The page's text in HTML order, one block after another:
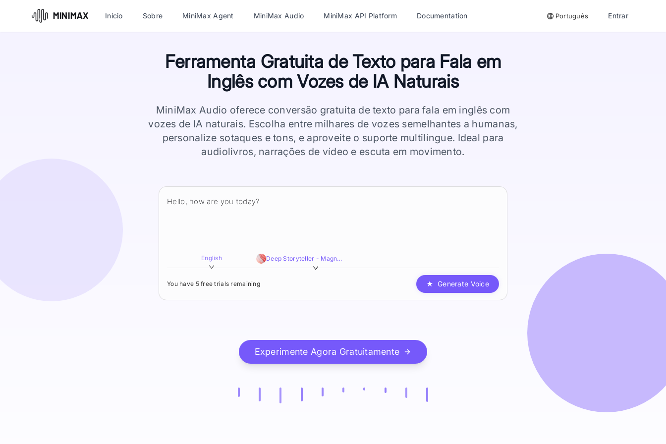
Início Sobre MiniMax Agent MiniMax Audio MiniMax API Platform Documentation Português Entrar
Ferramenta Gratuita de Texto para Fala em
Inglês com Vozes de IA Naturais
MiniMax Audio oferece conversão gratuita de texto para fala em inglês com
vozes de IA naturais. Escolha entre milhares de vozes semelhantes a humanas,
personalize sotaques e tons, e aproveite o suporte multilíngue. Ideal para
audiolivros, narrações de vídeo e escuta em movimento.
English Deep Storyteller - Magnetic,Smooth,Sophisticated
You have 5 free trials remaining ★ Generate Voice
Experimente Agora Gratuitamente